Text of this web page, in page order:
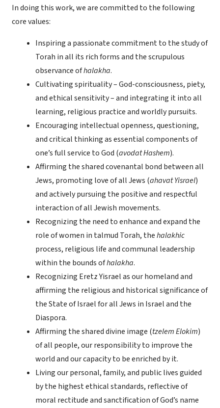
In doing this work, we are committed to the following
core values:
Inspiring a passionate commitment to the study of
Torah in all its rich forms and the scrupulous
observance ofhalakha.
Cultivating spirituality – God-consciousness, piety,
and ethical sensitivity – and integrating it into all
learning, religious practice and worldly pursuits.
Encouraging intellectual openness, questioning,
and critical thinking as essential components of
one’s full service to God (avodat Hashem).
Affirming the shared covenantal bond between all
Jews, promoting love of all Jews (ahavat Yisrael)
and actively pursuing the positive and respectful
interaction of all Jewish movements.
Recognizing the need to enhance and expand the
role of women in talmud Torah, thehalakhic
process, religious life and communal leadership
within the bounds ofhalakha.
Recognizing Eretz Yisrael as our homeland and
affirming the religious and historical significance of
the State of Israel for all Jews in Israel and the
Diaspora.
Affirming the shared divine image (tzelem Elokim)
of all people, our responsibility to improve the
world and our capacity to be enriched by it.
Living our personal, family, and public lives guided
by the highest ethical standards, reflective of
moral rectitude and sanctification of God’s name